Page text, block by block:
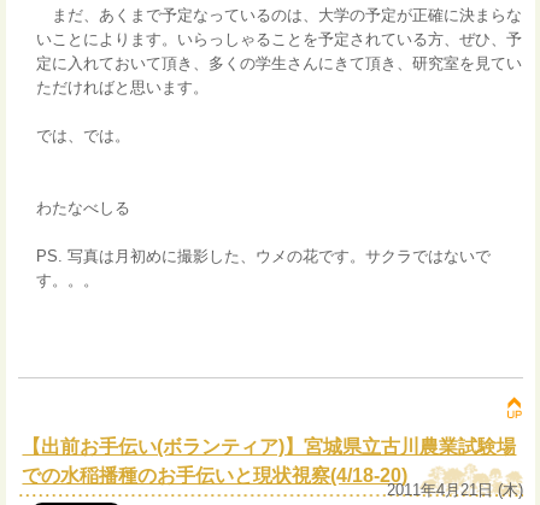
まだ、あくまで予定なっているのは、大学の予定が正確に決まらな
いことによります。いらっしゃることを予定されている方、ぜひ、予
定に入れておいて頂き、多くの学生さんにきて頂き、研究室を見てい
ただければと思います。
では、では。
わたなべしる
PS. 写真は月初めに撮影した、ウメの花です。サクラではないで
す。。。
【出前お手伝い(ボランティア)】宮城県立古川農業試験場
での水稲播種のお手伝いと現状視察(4/18-20)
2011年4月21日 (木)